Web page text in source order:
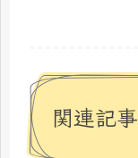
関連記事